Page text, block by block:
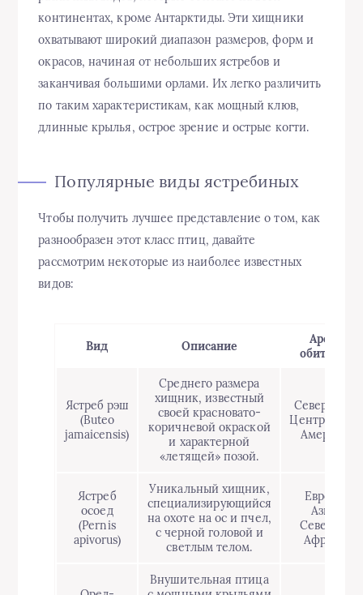
континентах, кроме Антарктиды. Эти хищники
охватывают широкий диапазон размеров, форм и
окрасов, начиная от небольших ястребов и
заканчивая большими орлами. Их легко различить
по таким характеристикам, как мощный клюв,
длинные крылья, острое зрение и острые когти.
Популярные виды ястребиных
Чтобы получить лучшее представление о том, как
разнообразен этот класс птиц, давайте
рассмотрим некоторые из наиболее известных
видов:
Вид Описание
Ареал
обитания
Ястреб рэш
(Buteo
jamaicensis)
Среднего размера
хищник, известный
своей красновато-
коричневой окраской
и характерной
«летящей» позой.
Северная и
Центральная
Америка.
Ястреб
осоед
(Pernis
apivorus)
Уникальный хищник,
специализирующийся
на охоте на ос и пчел,
с черной головой и
светлым телом.
Европа,
Азия,
Северная
Африка.
Внушительная птица